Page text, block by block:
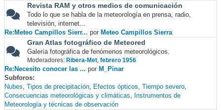
Revista RAM y otros medios de comunicación
Todo lo que se habla de la meteorología en prensa, radio,
televisión, internet...
Re:Meteo Campillos Sierr... por Meteo Campillos Sierra
Gran Atlas fotográfico de Meteored
Galería fotográfica de fenómenos meteorológicos.
Moderadores: Ribera-Met, febrero 1956
Re:Necesito conocer las ... por M_Pinar
Subforos
Nubes Tipos de precipitación Efectos ópticos Tiempo severo
Consecuencias meteorológicas y climáticas
Instrumentos de
Meteorología y técnicas de observación